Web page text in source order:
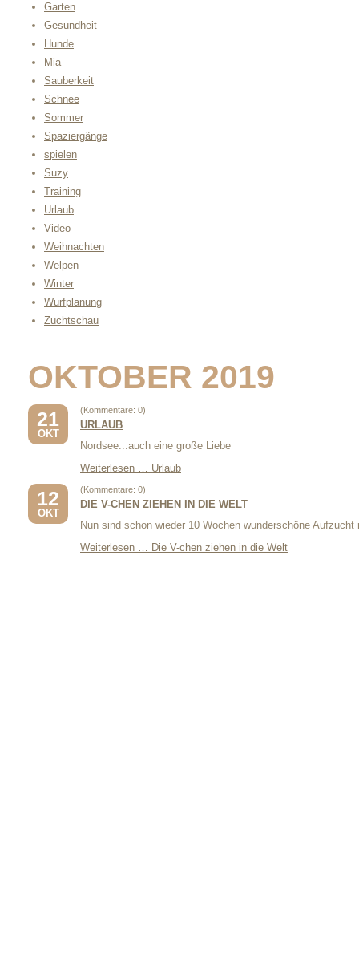
Garten
Gesundheit
Hunde
Mia
Sauberkeit
Schnee
Sommer
Spaziergänge
spielen
Suzy
Training
Urlaub
Video
Weihnachten
Welpen
Winter
Wurfplanung
Zuchtschau
OKTOBER 2019
21
OKT
(Kommentare: 0)
URLAUB
Nordsee...auch eine große Liebe
Weiterlesen … Urlaub
12
OKT
(Kommentare: 0)
DIE V-CHEN ZIEHEN IN DIE WELT
Nun sind schon wieder 10 Wochen wunderschöne Aufzucht
Weiterlesen … Die V-chen ziehen in die Welt